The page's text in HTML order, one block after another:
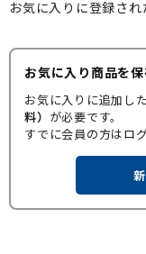
お気に入りに登録され
お気に入り商品を
お気に入りに追加し
料） が必要です。
すでに会員の方はロ